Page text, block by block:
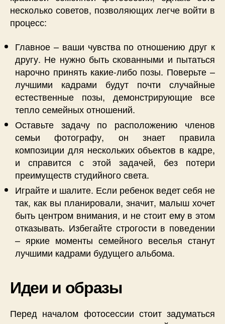
несколько советов, позволяющих легче войти в
процесс:
Главное – ваши чувства по отношению друг к
другу. Не нужно быть скованными и пытаться
нарочно принять какие-либо позы. Поверьте –
лучшими кадрами будут почти случайные
естественные позы, демонстрирующие все
тепло семейных отношений.
Оставьте задачу по расположению членов
семьи фотографу, он знает правила
композиции для нескольких объектов в кадре,
и справится с этой задачей, без потери
преимуществ студийного света.
Играйте и шалите. Если ребенок ведет себя не
так, как вы планировали, значит, малыш хочет
быть центром внимания, и не стоит ему в этом
отказывать. Избегайте строгости в поведении
– яркие моменты семейного веселья станут
лучшими кадрами будущего альбома.
Идеи и образы
Перед началом фотосессии стоит задуматься